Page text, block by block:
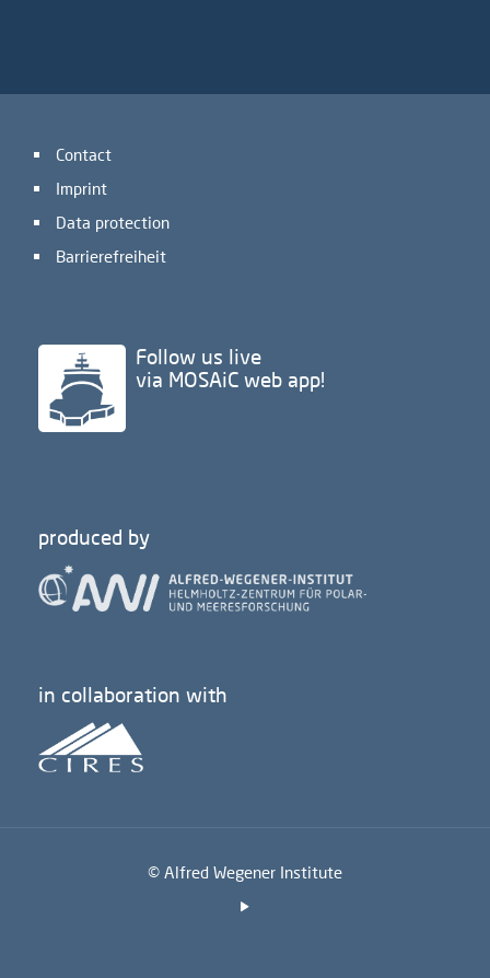
Contact
Imprint
Data protection
Barrierefreiheit
Follow us live
via MOSAiC web app!
produced by
in collaboration with
© Alfred Wegener Institute